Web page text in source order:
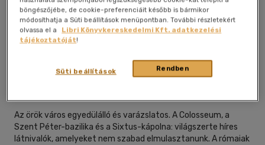
Kívánságlistához adom Megosztom
Maxim Könyvkiadó Kft|2007 |magyar nyelvű|puhatáblás,
Az örök város egyedülálló és varázslatos. A Colosseum, a
Szent Péter-bazilika és a Sixtus-kápolna: világszerte híres
látnivalók, amelyeket nem szabad elmulasztanunk. A rómaiak
böngészőjébe, de cookie-preferenciáit később is bármikor
módosíthatja a Süti beállítások menüpontban. További részletekért
olvassa el a
Libri Könyvkereskedelmi Kft. adatkezelési
tájékoztatóját!
Rendben
Süti beállítások